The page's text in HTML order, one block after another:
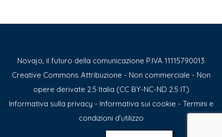
Novajo, il futuro della comunicazione P.IVA 11115790013
Creative Commons Attribuzione - Non commerciale - Non
opere derivate 2.5 Italia (CC BY-NC-ND 2.5 IT)
Informativa sulla privacy - Informativa sui cookie - Termini e
condizioni d’utilizzo